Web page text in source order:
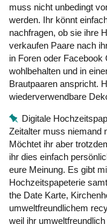
muss nicht unbedingt
werden. Ihr könnt
nachfragen, ob sie ihre
verkaufen Paare nach
in Foren oder Facebook
wohlbehalten und in
Brautpaaren anspricht.
wiederverwendbare
Digitale
Zeitalter muss niemand
Möchtet ihr aber
ihr dies einfach
eure Meinung. Es gibt
Hochzeitspapeterie
the Date Karte,
umweltfreundlichem
weil ihr